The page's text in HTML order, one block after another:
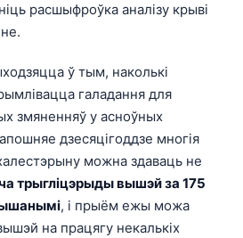
расшыфроўка аналізу крыві
ў тым, наколькі
галадання для
змяненняў у асноўных
дзесяцігоддзе многія
можна здаваць не
трыгліцэрыды вышэй за 175
, і прыём ежы можа
на працягу некалькіх